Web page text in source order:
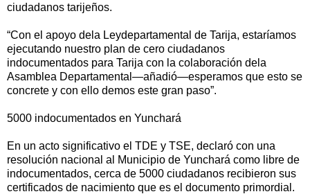
ciudadanos tarijeños.
“Con el apoyo dela Leydepartamental de Tarija, estaríamos
ejecutando nuestro plan de cero ciudadanos
indocumentados para Tarija con la colaboración dela
Asamblea Departamental—añadió—esperamos que esto se
concrete y con ello demos este gran paso”.
5000 indocumentados en Yunchará
En un acto significativo el TDE y TSE, declaró con una
resolución nacional al Municipio de Yunchará como libre de
indocumentados, cerca de 5000 ciudadanos recibieron sus
certificados de nacimiento que es el documento primordial.